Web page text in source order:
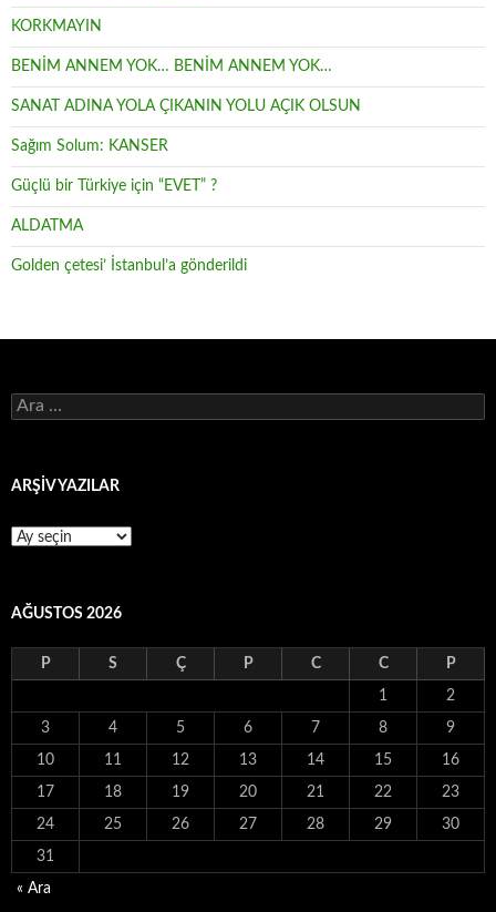
KORKMAYIN
BENİM ANNEM YOK… BENİM ANNEM YOK…
SANAT ADINA YOLA ÇIKANIN YOLU AÇIK OLSUN
Sağım Solum: KANSER
Güçlü bir Türkiye için “EVET” ?
ALDATMA
Golden çetesi’ İstanbul’a gönderildi
Arama:
ARŞİV YAZILAR
ARŞİV
AĞUSTOS 2026
P S Ç P C C P
1 2
3 4 5 6 7 8 9
10 11 12 13 14 15 16
17 18 19 20 21 22 23
24 25 26 27 28 29 30
31
« Ara